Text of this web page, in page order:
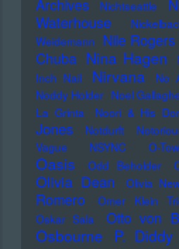
Archives
Nichtseattle
Waterhouse
Weidemann Nile Rogers
Chuba Nina Hagen
Inch Nail
Nirvana No
Noddy Holder Noel
La Grinta
Noori & His
Jones
Notdurft
Vague
NSYNC O-
Oasis Odd Beholder
Olivia Dean Olivia
Romero
Omer Klein
Oskar Sala
Otto von
Osbourne
P. Diddy